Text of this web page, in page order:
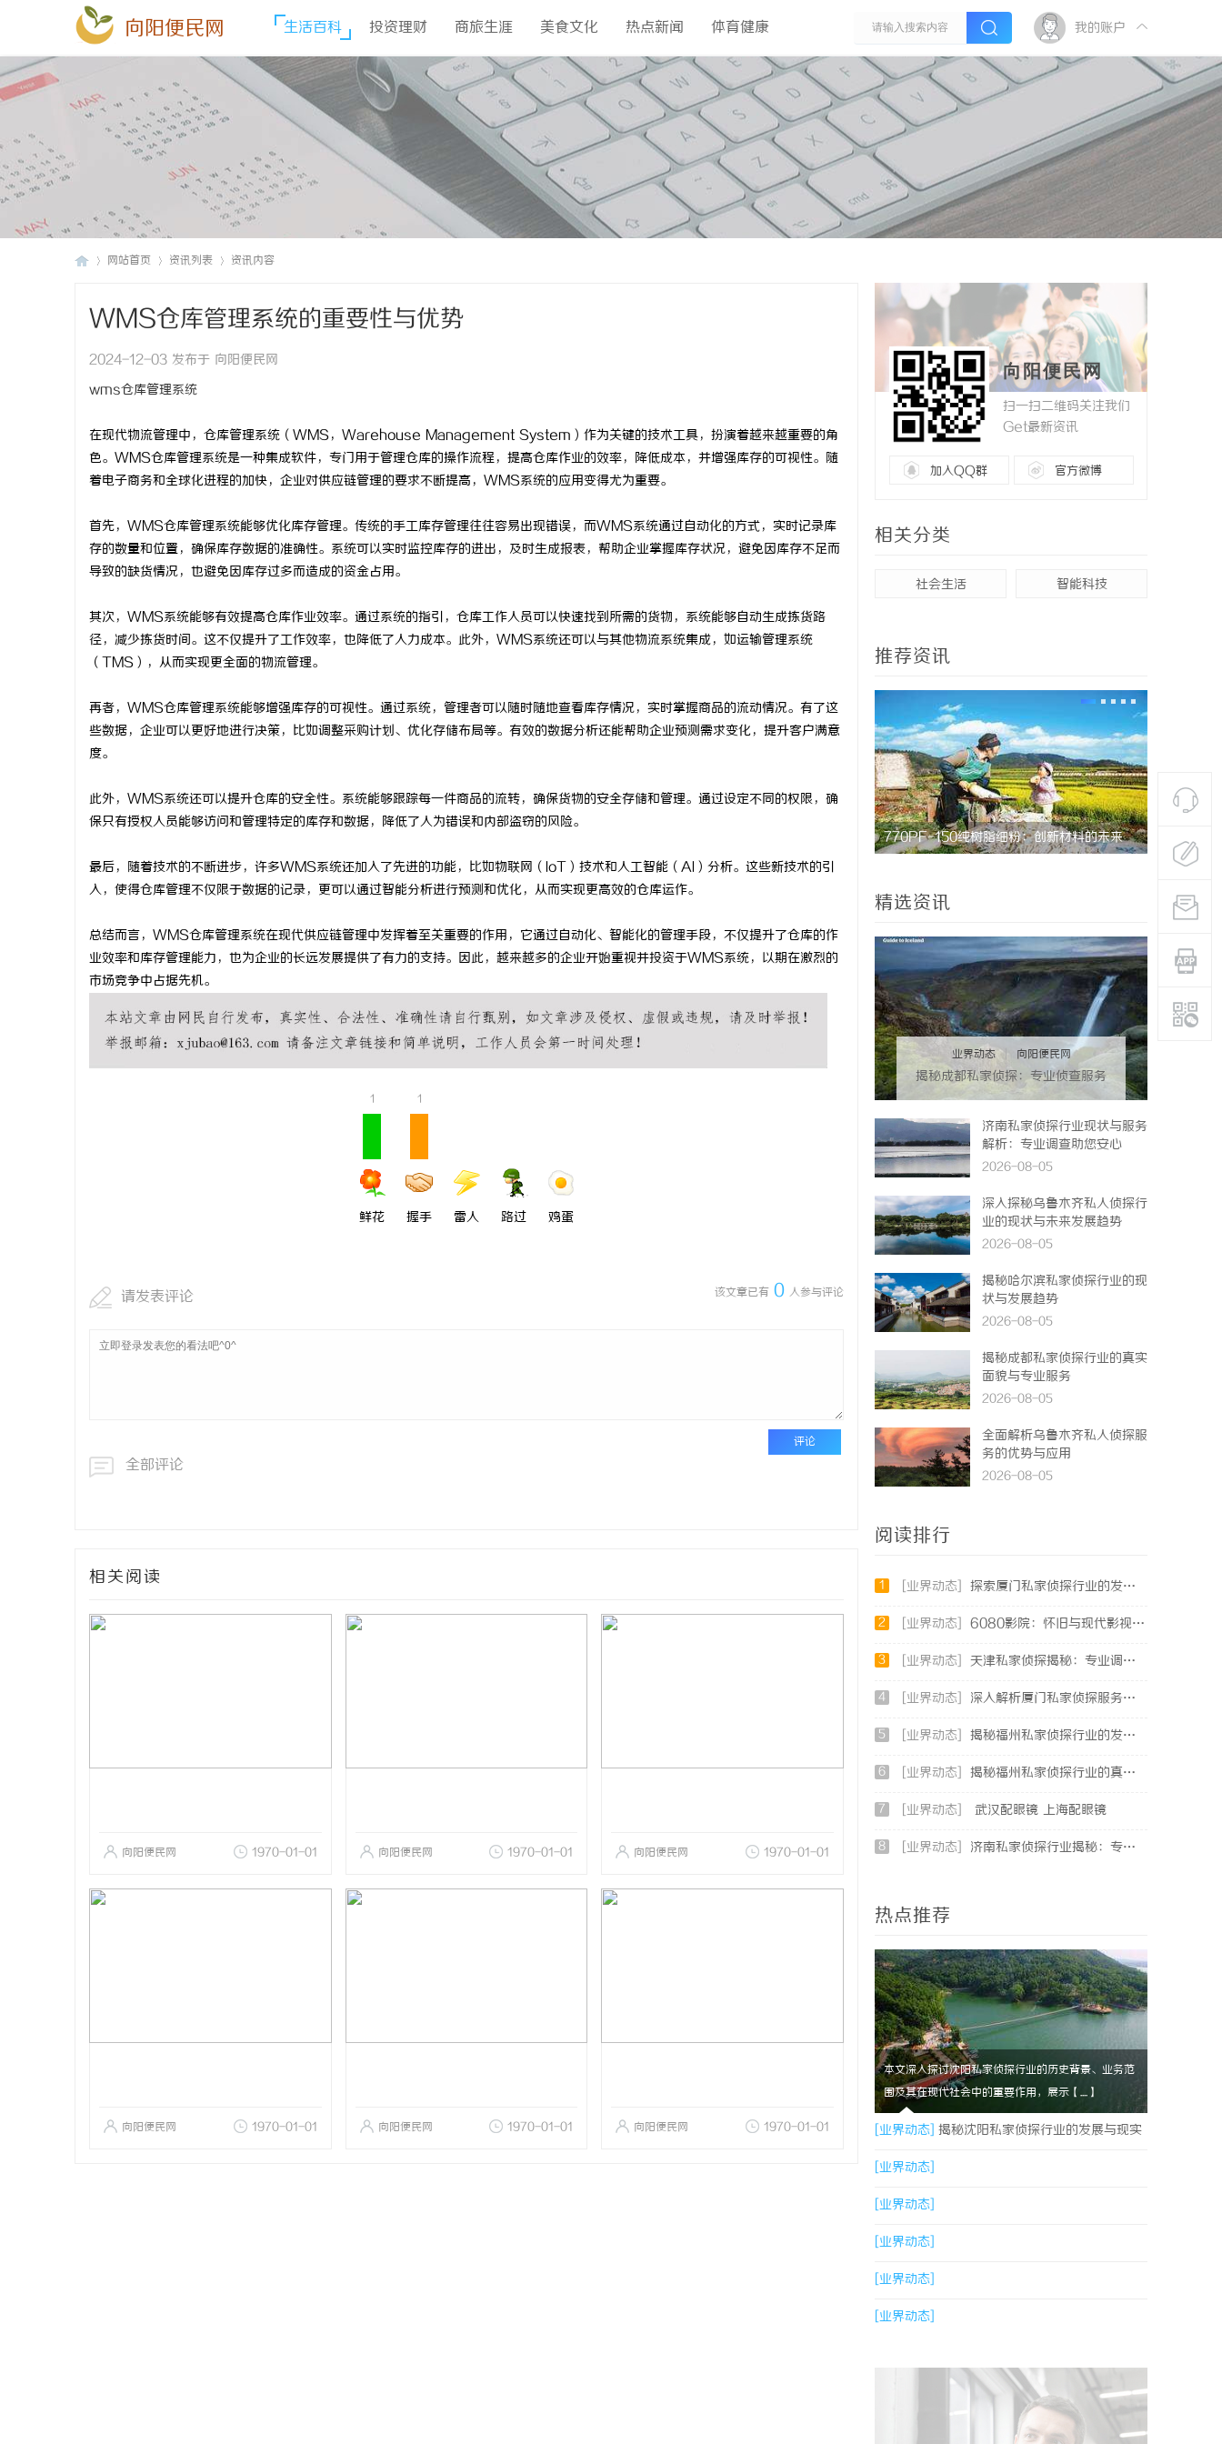
向阳便民网 生活百科 投资理财 商旅生涯 美食文化 热点新闻 体育健康 我的账户
网站首页 资讯列表 资讯内容
WMS仓库管理系统的重要性与优势
2024-12-03 发布于 向阳便民网
wms仓库管理系统
在现代物流管理中，仓库管理系统（WMS，Warehouse Management System）作为关键的技术工具，扮演着越来越重要的角
色。WMS仓库管理系统是一种集成软件，专门用于管理仓库的操作流程，提高仓库作业的效率，降低成本，并增强库存的可视性。随
着电子商务和全球化进程的加快，企业对供应链管理的要求不断提高，WMS系统的应用变得尤为重要。
首先，WMS仓库管理系统能够优化库存管理。传统的手工库存管理往往容易出现错误，而WMS系统通过自动化的方式，实时记录库
存的数量和位置，确保库存数据的准确性。系统可以实时监控库存的进出，及时生成报表，帮助企业掌握库存状况，避免因库存不足而
导致的缺货情况，也避免因库存过多而造成的资金占用。
其次，WMS系统能够有效提高仓库作业效率。通过系统的指引，仓库工作人员可以快速找到所需的货物，系统能够自动生成拣货路
径，减少拣货时间。这不仅提升了工作效率，也降低了人力成本。此外，WMS系统还可以与其他物流系统集成，如运输管理系统
（TMS），从而实现更全面的物流管理。
再者，WMS仓库管理系统能够增强库存的可视性。通过系统，管理者可以随时随地查看库存情况，实时掌握商品的流动情况。有了这
些数据，企业可以更好地进行决策，比如调整采购计划、优化存储布局等。有效的数据分析还能帮助企业预测需求变化，提升客户满意
度。
此外，WMS系统还可以提升仓库的安全性。系统能够跟踪每一件商品的流转，确保货物的安全存储和管理。通过设定不同的权限，确
保只有授权人员能够访问和管理特定的库存和数据，降低了人为错误和内部盗窃的风险。
最后，随着技术的不断进步，许多WMS系统还加入了先进的功能，比如物联网（IoT）技术和人工智能（AI）分析。这些新技术的引
入，使得仓库管理不仅限于数据的记录，更可以通过智能分析进行预测和优化，从而实现更高效的仓库运作。
总结而言，WMS仓库管理系统在现代供应链管理中发挥着至关重要的作用，它通过自动化、智能化的管理手段，不仅提升了仓库的作
业效率和库存管理能力，也为企业的长远发展提供了有力的支持。因此，越来越多的企业开始重视并投资于WMS系统，以期在激烈的
市场竞争中占据先机。
1
鲜花
1
握手 雷人 路过 鸡蛋
该文章已有 0 人参与评论
请发表评论
评论
全部评论
相关阅读
向阳便民网 1970-01-01 向阳便民网 1970-01-01 向阳便民网 1970-01-01
向阳便民网 1970-01-01 向阳便民网 1970-01-01 向阳便民网 1970-01-01
向阳便民网
扫一扫二维码关注我们
Get最新资讯
加入QQ群 官方微博
相关分类
社会生活 智能科技
推荐资讯
武汉配眼镜 上海配眼镜 揭秘成都
精选资讯
业界动态 向阳便民网
揭秘成都私家侦探：专业侦查服务
助您解心中疑惑
济南私家侦探行业现状与服务
解析：专业调查助您安心
2026-08-05
深入探秘乌鲁木齐私人侦探行
业的现状与未来发展趋势
2026-08-05
揭秘哈尔滨私家侦探行业的现
状与发展趋势
2026-08-05
揭秘成都私家侦探行业的真实
面貌与专业服务
2026-08-05
全面解析乌鲁木齐私人侦探服
务的优势与应用
2026-08-05
阅读排行
1 [业界动态] 探索厦门私家侦探行业的发展与应用全景
2 [业界动态] 6080影院：怀旧与现代影视的完美结合体验
3 [业界动态] 天津私家侦探揭秘：专业调查服务与行业现状详细解析
4 [业界动态] 深入解析厦门私家侦探服务的专业优势与实际应用
5 [业界动态] 揭秘福州私家侦探行业的发展与应用现状
6 [业界动态] 揭秘福州私家侦探行业的真实面貌与专业服务
7 [业界动态] 武汉配眼镜 上海配眼镜
8 [业界动态] 济南私家侦探行业揭秘：专业服务与案件解析全方位指南
热点推荐
本文深入探讨沈阳私家侦探行业的历史背景、业务范
围及其在现代社会中的重要作用，展示【....】
[业界动态] 揭秘沈阳私家侦探行业的发展与现实
应用
[业界动态]
[业界动态]
[业界动态]
[业界动态]
[业界动态]